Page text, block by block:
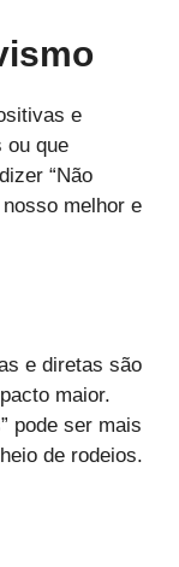
e
ou que
“Não
nosso melhor e
e diretas são
maior.
pode ser mais
de rodeios.